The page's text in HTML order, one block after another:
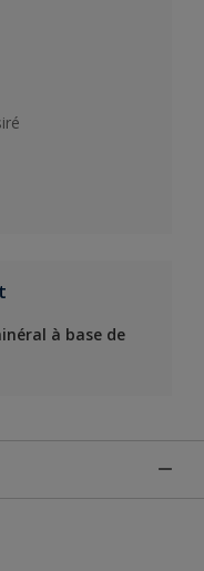
à base de